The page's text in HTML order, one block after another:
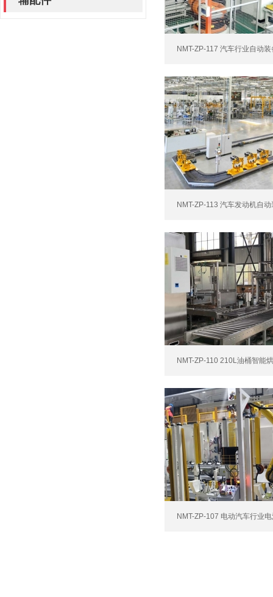
NMT-ZP-117 汽车行业自动装
NMT-ZP-113 汽车发动机自
NMT-ZP-110 210L油桶智能
NMT-ZP-107 电动汽车行业